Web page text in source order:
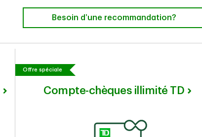
Besoin d’une recommandation?
Offre spéciale
Compte-chèques illimité TD